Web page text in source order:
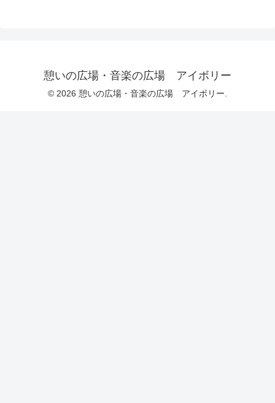
憩いの広場・音楽の広場 アイボリー
© 2026 憩いの広場・音楽の広場 アイボリー.